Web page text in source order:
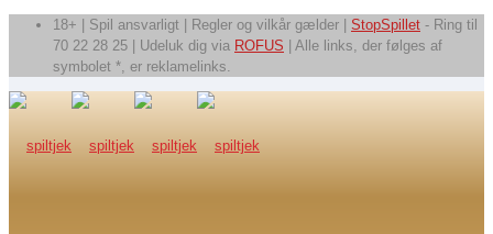
18+ | Spil ansvarligt | Regler og vilkår gælder | StopSpillet - Ring til
70 22 28 25 | Udeluk dig via ROFUS | Alle links, der følges af
symbolet *, er reklamelinks.